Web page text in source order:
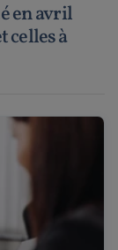
en avril
celles à